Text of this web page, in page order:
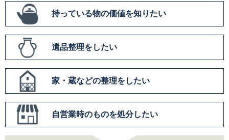
持っている物の価値を知りたい
遺品整理をしたい
家・蔵などの整理をしたい
自営業時のものを処分したい